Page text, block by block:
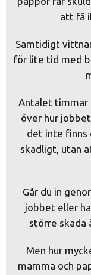
att få
Samtidigt
för lite tid med
Antalet timmar
över hur
det inte finns
skadligt, utan
Går du in
jobbet eller
större skada
Men hur
mamma och